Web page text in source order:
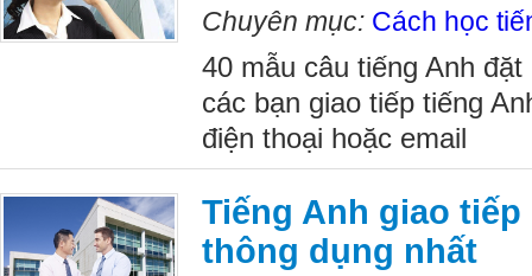
Chuyên mục: Cách học
40 mẫu câu tiếng Anh
các bạn giao tiếp tiếng
điện thoại hoặc email
Tiếng Anh giao
thông dụng nhất